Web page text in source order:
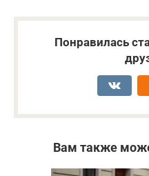
Понравилась
Вам также